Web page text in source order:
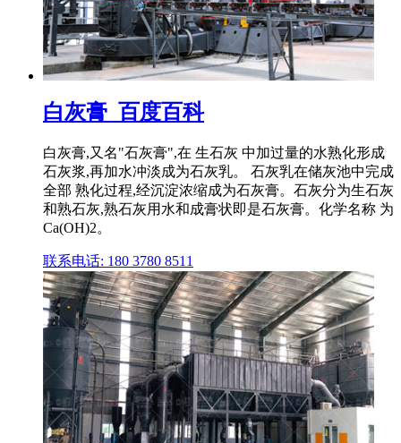
白灰膏_百度百科
白灰膏,又名"石灰膏",在 生石灰 中加过量的水熟化形成
石灰浆,再加水冲淡成为石灰乳。 石灰乳在储灰池中完成
全部 熟化过程,经沉淀浓缩成为石灰膏。石灰分为生石灰
和熟石灰,熟石灰用水和成膏状即是石灰膏。化学名称 为
Ca(OH)2。
联系电话: 180 3780 8511